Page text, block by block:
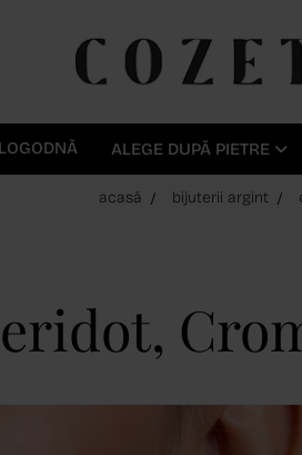
ALEGE DUPĂ PIETRE
acasă bijuterii argint